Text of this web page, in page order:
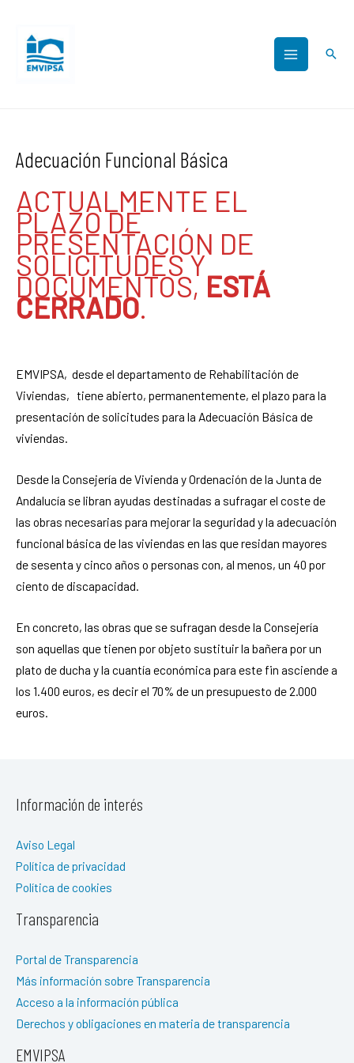
Adecuación Funcional Básica
ACTUALMENTE EL
PLAZO DE
PRESENTACIÓN DE
SOLICITUDES Y
DOCUMENTOS, ESTÁ
CERRADO.
EMVIPSA, desde el departamento de Rehabilitación de
Viviendas, tiene abierto, permanentemente, el plazo para la
presentación de solicitudes para la Adecuación Básica de
viviendas.
Desde la Consejería de Vivienda y Ordenación de la Junta de
Andalucía se libran ayudas destinadas a sufragar el coste de
las obras necesarias para mejorar la seguridad y la adecuación
funcional básica de las viviendas en las que residan mayores
de sesenta y cinco años o personas con, al menos, un 40 por
ciento de discapacidad.
En concreto, las obras que se sufragan desde la Consejería
son aquellas que tienen por objeto sustituir la bañera por un
plato de ducha y la cuantía económica para este fin asciende a
los 1.400 euros, es decir el 70% de un presupuesto de 2.000
euros.
Información de interés
Aviso Legal
Política de privacidad
Política de cookies
Transparencia
Portal de Transparencia
Más información sobre Transparencia
Acceso a la información pública
Derechos y obligaciones en materia de transparencia
EMVIPSA